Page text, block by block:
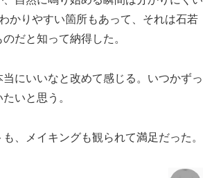
かりやすい箇所もあって、それは石若
だと知って納得した。
にいいなと改めて感じる。いつかずっ
いと思う。
、メイキングも観られて満足だった。